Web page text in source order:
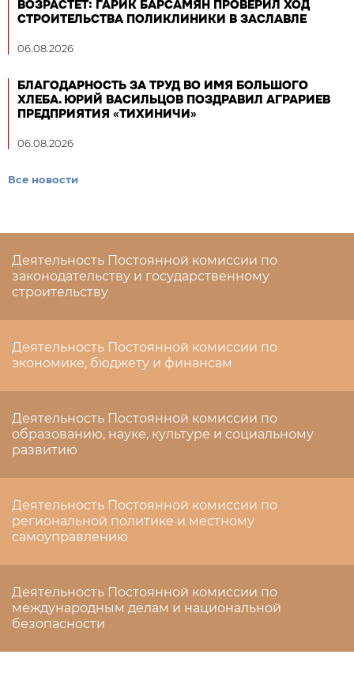
ВОЗРАСТЕТ: ГАРИК БАРСАМЯН ПРОВЕРИЛ ХОД
СТРОИТЕЛЬСТВА ПОЛИКЛИНИКИ В ЗАСЛАВЛЕ
06.08.2026
БЛАГОДАРНОСТЬ ЗА ТРУД ВО ИМЯ БОЛЬШОГО
ХЛЕБА. ЮРИЙ ВАСИЛЬЦОВ ПОЗДРАВИЛ АГРАРИЕВ
ПРЕДПРИЯТИЯ «ТИХИНИЧИ»
06.08.2026
Все новости
Деятельность Постоянной комиссии по
законодательству и государственному
строительству
Деятельность Постоянной комиссии по
экономике, бюджету и финансам
Деятельность Постоянной комиссии по
образованию, науке, культуре и социальному
развитию
Деятельность Постоянной комиссии по
региональной политике и местному
самоуправлению
Деятельность Постоянной комиссии по
международным делам и национальной
безопасности